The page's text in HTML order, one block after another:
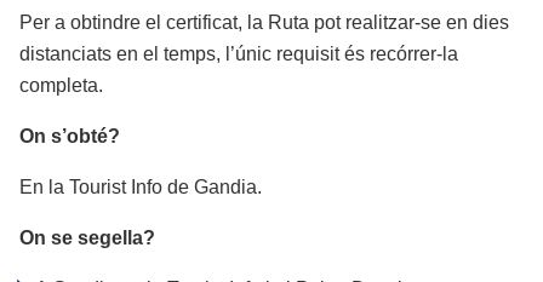
Per a obtindre el certificat, la Ruta pot realitzar-se en dies
distanciats en el temps, l’únic requisit és recórrer-la
completa.
On s’obté?
En la Tourist Info de Gandia.
On se segella?